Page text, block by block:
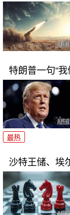
特朗普一句“
最热
沙特王储、埃